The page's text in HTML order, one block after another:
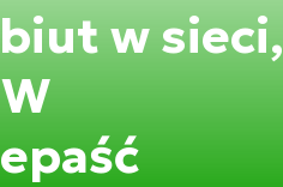
w sieci,